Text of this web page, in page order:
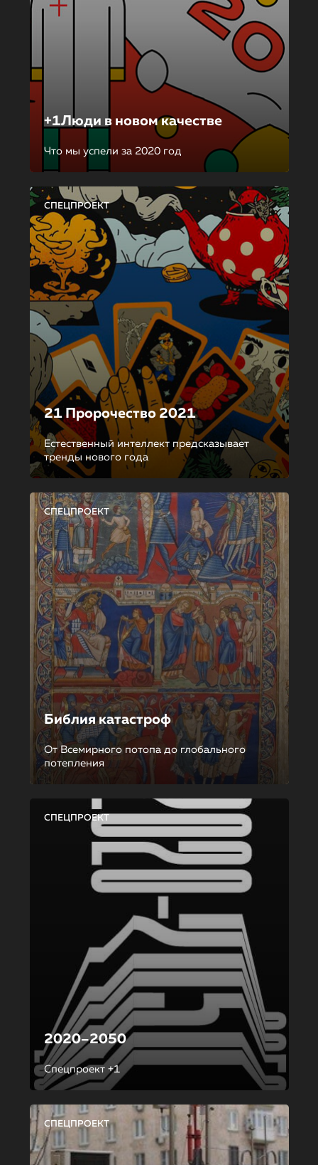
+1Люди в новом качестве
Что мы успели за 2020 год
СПЕЦПРОЕКТ
21 Пророчество 2021
Естественный интеллект предсказывает
тренды нового года
СПЕЦПРОЕКТ
Библия катастроф
От Всемирного потопа до глобального
потепления
СПЕЦПРОЕКТ
2020–2050
Спецпроект +1
СПЕЦПРОЕКТ